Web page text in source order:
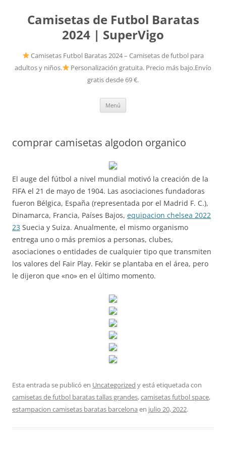
Camisetas de Futbol Baratas
2024 | SuperVigo
Camisetas Futbol Baratas 2024 – Camisetas de futbol para
adultos y niños.
Personalización gratuita. Precio más bajo.Envío
gratis desde 69 €.
Menú
comprar camisetas algodon organico
El auge del fútbol a nivel mundial motivó la creación de la
FIFA el 21 de mayo de 1904. Las asociaciones fundadoras
fueron Bélgica, España (representada por el Madrid F. C.),
Dinamarca, Francia, Países Bajos, equipacion chelsea 2022
23 Suecia y Suiza. Anualmente, el mismo organismo
entrega uno o más premios a personas, clubes,
asociaciones o entidades de cualquier tipo que transmiten
los valores del Fair Play. Fekir se plantaba en el área, pero
le dijeron que «no» en el último momento.
Esta entrada se publicó en Uncategorized y está etiquetada con
camisetas de futbol baratas tallas grandes,camisetas futbol space,
estampacion camisetas baratas barcelona en julio 20, 2022.